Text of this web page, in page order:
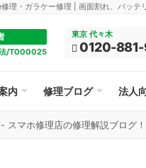
理・ガラケー修理 | 画面割れ、バッ
/T000025
東京 代々木
0120-
内 修理ブログ 法人
マホ修理店の修理解説ブログ！